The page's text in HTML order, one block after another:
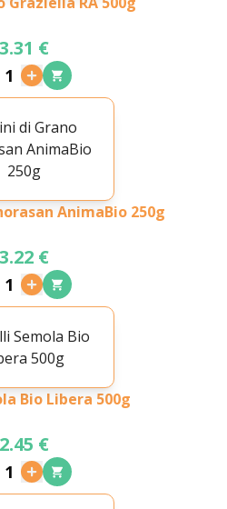
3.31 €
1
AnimaBio 250g
3.22 €
1
Bio Libera 500g
2.45 €
1